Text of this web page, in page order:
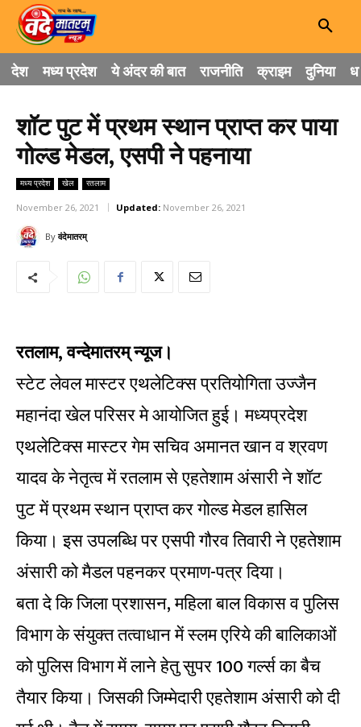
देश मध्य प्रदेश ये अंदर की बात राजनीति क्राइम दुनिया
शॉट पुट में प्रथम स्थान प्राप्त कर पाया
गोल्ड मेडल, एसपी ने पहनाया
मध्य प्रदेश खेल रतलाम
November 26, 2021 Updated: November 26, 2021
By वंदेमातरम्
रतलाम, वन्देमातरम् न्यूज।
स्टेट लेवल मास्टर एथलेटिक्स प्रतियोगिता उज्जैन
महानंदा खेल परिसर मे आयोजित हुई। मध्यप्रदेश
एथलेटिक्स मास्टर गेम सचिव अमानत खान व श्रवण
यादव के नेतृत्व में रतलाम से एहतेशाम अंसारी ने शॉट
पुट में प्रथम स्थान प्राप्त कर गोल्ड मेडल हासिल
किया। इस उपलब्धि पर एसपी गौरव तिवारी ने एहतेशाम
अंसारी को मैडल पहनकर प्रमाण-पत्र दिया।
बता दे कि जिला प्रशासन, महिला बाल विकास व पुलिस
विभाग के संयुक्त तत्वाधान में स्लम एरिये की बालिकाओं
को पुलिस विभाग में लाने हेतु सुपर 100 गर्ल्स का बैच
तैयार किया। जिसकी जिम्मेदारी एहतेशाम अंसारी को दी